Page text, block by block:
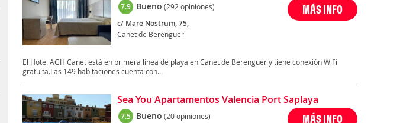
7.9 Bueno (292 opiniones)
c/ Mare Nostrum, 75,
Canet de Berenguer
MÁS INFO
El Hotel AGH Canet está en primera línea de playa en Canet de Berenguer y tiene conexión WiFi
gratuita.Las 149 habitaciones cuenta con...
Sea You Apartamentos Valencia Port Saplaya
7.5 Bueno (20 opiniones) MÁS INFO